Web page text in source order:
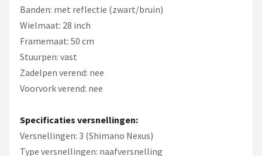
Banden: met reflectie (zwart/bruin)
Wielmaat: 28 inch
Framemaat: 50 cm
Stuurpen: vast
Zadelpen verend: nee
Voorvork verend: nee
Specificaties versnellingen:
Versnellingen: 3 (Shimano Nexus)
Type versnellingen: naafversnelling